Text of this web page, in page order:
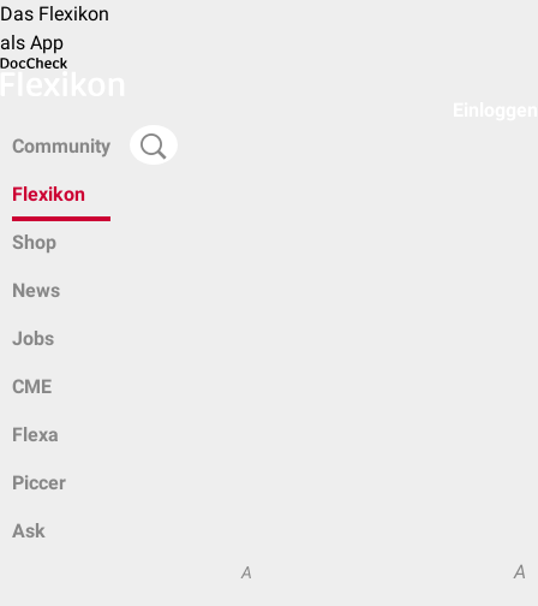
Das Flexikon
als App
Community
Flexikon
Shop
News
Jobs
CME
Flexa
Piccer
Ask
A A